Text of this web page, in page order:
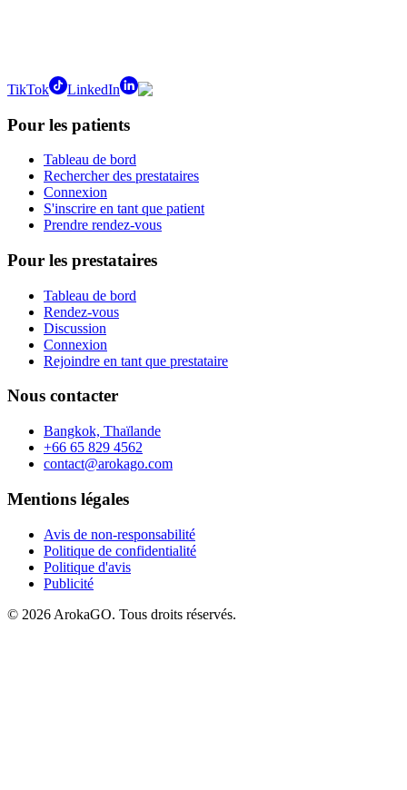
TikTok LinkedIn
Pour les patients
Tableau de bord
Rechercher des prestataires
Connexion
S'inscrire en tant que patient
Prendre rendez-vous
Pour les prestataires
Tableau de bord
Rendez-vous
Discussion
Connexion
Rejoindre en tant que prestataire
Nous contacter
Bangkok, Thaïlande
+66 65 829 4562
contact@arokago.com
Mentions légales
Avis de non-responsabilité
Politique de confidentialité
Politique d'avis
Publicité
© 2026 ArokaGO. Tous droits réservés.